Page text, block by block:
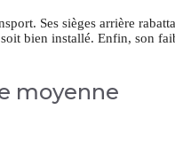
Ses sièges arrière
bien installé. Enfin, son
moyenne